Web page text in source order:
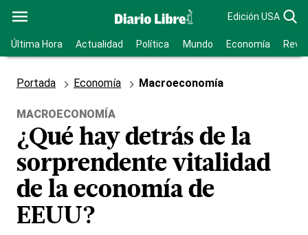
Edición USA
Última Hora Actualidad Política Mundo Economía
Portada Economía Macroeconomía
MACROECONOMÍA
¿Qué hay detrás de la
sorprendente vitalidad
de la economía de
EEUU?